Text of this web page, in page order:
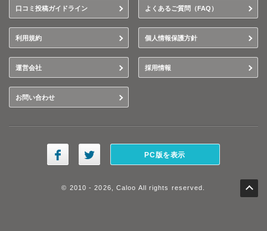
口コミ投稿ガイドライン よくあるご質問（FAQ）
利用規約 個人情報保護方針
運営会社 採用情報
お問い合わせ
PC版を表示
© 2010 - 2026, Caloo All rights reserved.